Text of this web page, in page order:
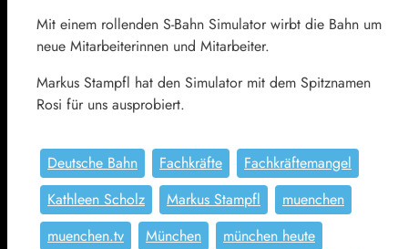
Mit einem rollenden S-Bahn Simulator wirbt die Bahn um
neue Mitarbeiterinnen und Mitarbeiter.
Markus Stampfl hat den Simulator mit dem Spitznamen
Rosi für uns ausprobiert.
Deutsche Bahn Fachkräfte
Fachkräftemangel
Kathleen Scholz
Markus Stampfl
muenchen
muenchen.tv
München
münchen heute